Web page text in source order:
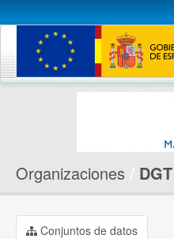
Conjuntos de datos
Organizaciones DGT
Conjuntos de datos